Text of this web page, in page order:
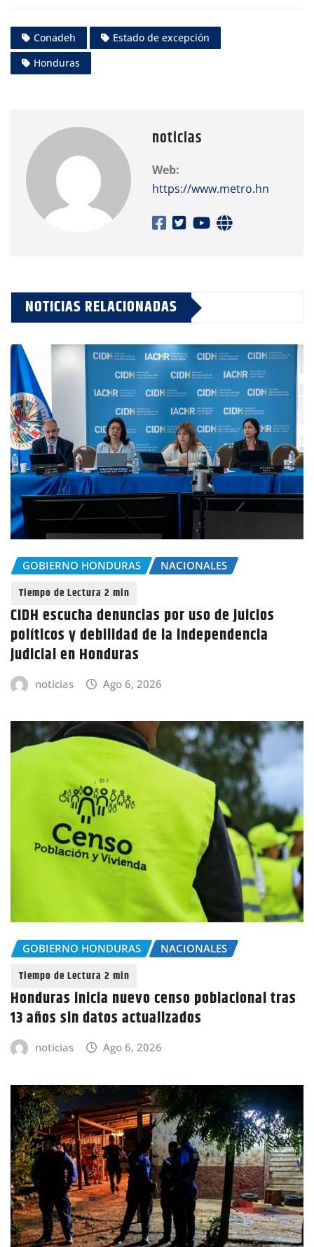
Conadeh
Estado de excepción
Honduras
noticias
Web:
https://www.metro.hn
NOTICIAS RELACIONADAS
GOBIERNO HONDURAS NACIONALES
CIDH escucha denuncias por uso de juicios
políticos y debilidad de la independencia
judicial en Honduras
noticias Ago 6, 2026
GOBIERNO HONDURAS NACIONALES
Honduras inicia nuevo censo poblacional tras
13 años sin datos actualizados
noticias Ago 6, 2026